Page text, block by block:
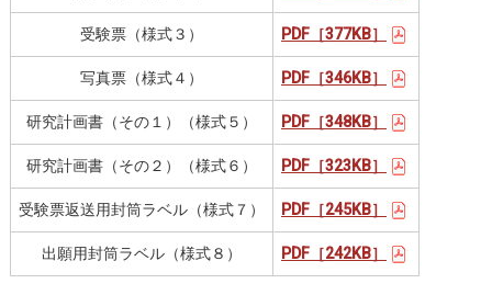
受験票（様式３） PDF［377KB］
写真票（様式４） PDF［346KB］
研究計画書（その１）（様式５） PDF［348KB］
研究計画書（その２）（様式６） PDF［323KB］
受験票返送用封筒ラベル（様式７） PDF［245KB］
出願用封筒ラベル（様式８） PDF［242KB］